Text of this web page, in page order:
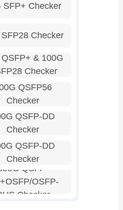
SFP+ Checker
Checker
& 100G
Checker
QSFP56
Checker
QSFP-DD
Checker
QSFP-DD
Checker
QSFP-
OSFP-
Checker